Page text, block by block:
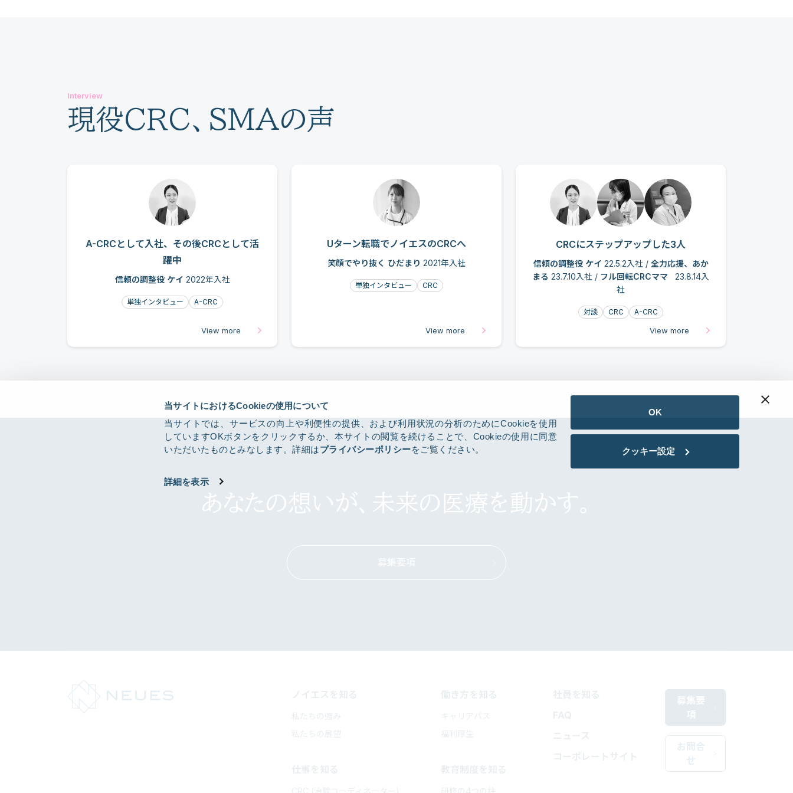
当サイトにおけるCookieの使用について
当サイトでは、サービスの向上や利便性の提供、および利用状況の分析のためにCookieを使用
していますOKボタンをクリックするか、本サイトの閲覧を続けることで、Cookieの使用に同意
いただいたものとみなします。詳細はプライバシーポリシーをご覧ください。
詳細を表示
OK
クッキー設定
Interview
現役CRC、SMAの声
A-CRCとして入社、 その後CRCとして活
躍中
信頼の調整役 ケイ 2022年入社
単独インタビュー A-CRC
View more
Uターン転職でノイエスのCRCへ
笑顔でやり抜く ひだまり 2021年入社
単独インタビュー CRC
View more
CRCにステップアップした3人
信頼の調整役 ケイ 22.5.2入社 / 全力応援、あか
まる 23.7.10入社 / フル回転CRCママ 23.8.14入
社
対談 CRC A-CRC
View more
あなたの想いが、 未来の医療を動かす。
募集要項
募集要
項
お問合
せ